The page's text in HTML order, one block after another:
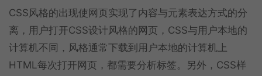
CSS风格的出现使网页实现了内容与元素表达方式的分
离，用户打开CSS设计风格的网页，CSS与用户本地的
计算机不同，风格通常下载到用户本地的计算机上
HTML每次打开网页，都需要分析标签。另外，CSS样